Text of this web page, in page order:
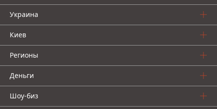
Украина
Киев
Регионы
Деньги
Шоу-биз